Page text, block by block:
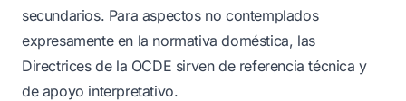
secundarios. Para aspectos no contemplados
expresamente en la normativa doméstica, las
Directrices de la OCDE sirven de referencia técnica y
de apoyo interpretativo.